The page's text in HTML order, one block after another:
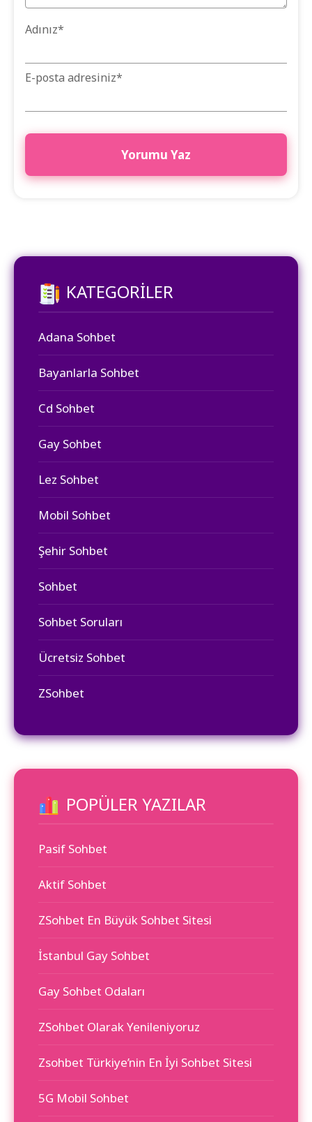
Adınız*
E-posta adresiniz*
KATEGORILER
Adana Sohbet
Bayanlarla Sohbet
Cd Sohbet
Gay Sohbet
Lez Sohbet
Mobil Sohbet
Şehir Sohbet
Sohbet
Sohbet Soruları
Ücretsiz Sohbet
ZSohbet
POPÜLER YAZILAR
Pasif Sohbet
Aktif Sohbet
ZSohbet En Büyük Sohbet Sitesi
İstanbul Gay Sohbet
Gay Sohbet Odaları
ZSohbet Olarak Yenileniyoruz
Zsohbet Türkiye’nin En İyi Sohbet Sitesi
5G Mobil Sohbet